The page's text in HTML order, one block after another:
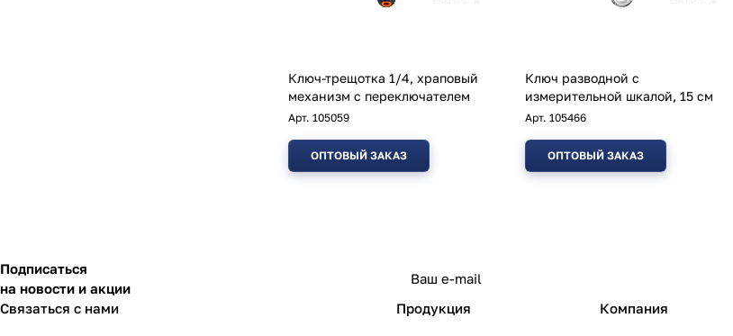
Ключ-трещотка 1/4, храповый
механизм с переключателем
Арт. 105059
ОПТОВЫЙ ЗАКАЗ
Ключ разводной с
измерительной шкалой, 15 см
Арт. 105466
ОПТОВЫЙ ЗАКАЗ
Подписаться
на новости и акции
Связаться с нами Продукция Компания